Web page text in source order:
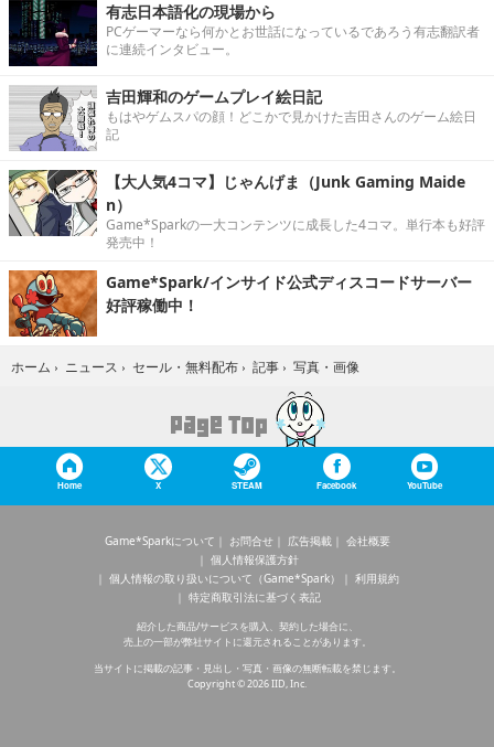
有志日本語化の現場から
PCゲーマーなら何かとお世話になっているであろう有志翻訳者
に連続インタビュー。
吉田輝和のゲームプレイ絵日記
もはやゲムスパの顔！どこかで見かけた吉田さんのゲーム絵日
記
【大人気4コマ】じゃんげま（Junk Gaming Maide
n）
Game*Sparkの一大コンテンツに成長した4コマ。単行本も好評
発売中！
Game*Spark/インサイド公式ディスコードサーバー
好評稼働中！
ホーム › ニュース › セール・無料配布 › 記事 › 写真・画像
Home X STEAM Facebook YouTube
Game*Sparkについて お問合せ 広告掲載
会社概要
個人情報保護方針
個人情報の取り扱いについて（Game*Spark）
利用規約
特定商取引法に基づく表記
紹介した商品/サービスを購入、契約した場合に、
売上の一部が弊社サイトに還元されることがあります。
当サイトに掲載の記事・見出し・写真・画像の無断転載を禁じます。
Copyright © 2026 IID, Inc.